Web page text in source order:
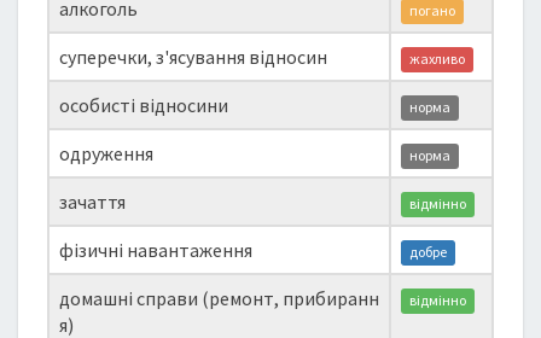
алкоголь погано
суперечки, з'ясування відносин жахливо
особисті відносини норма
одруження норма
зачаття відмінно
фізичні навантаження добре
домашні справи (ремонт, прибиранн
я)
відмінно